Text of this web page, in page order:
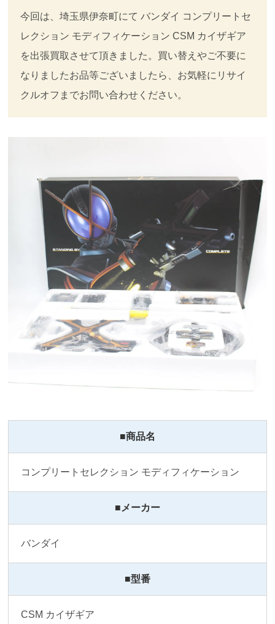
今回は、埼玉県伊奈町にて バンダイ コンプリートセ
レクション モディフィケーション CSM カイザギア
を出張買取させて頂きました。買い替えやご不要に
なりましたお品等ございましたら、お気軽にリサイ
クルオフまでお問い合わせください。
■商品名
コンプリートセレクション モディフィケーション
■メーカー
バンダイ
■型番
CSM カイザギア